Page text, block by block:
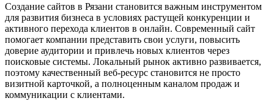
Создание сайтов в Рязани становится важным инструментом
для развития бизнеса в условиях растущей конкуренции и
активного перехода клиентов в онлайн. Современный сайт
помогает компании представить свои услуги, повысить
доверие аудитории и привлечь новых клиентов через
поисковые системы. Локальный рынок активно развивается,
поэтому качественный веб‑ресурс становится не просто
визитной карточкой, а полноценным каналом продаж и
коммуникации с клиентами.